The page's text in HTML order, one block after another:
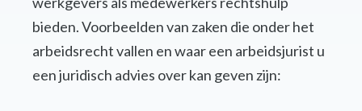
bieden. Voorbeelden van zaken die onder het
arbeidsrecht vallen en waar een arbeidsjurist u
een juridisch advies over kan geven zijn: